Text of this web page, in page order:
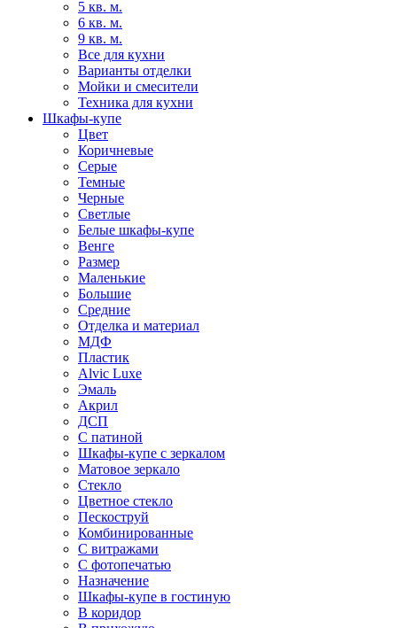
5 кв. м.
6 кв. м.
9 кв. м.
Все для кухни
Варианты отделки
Мойки и смесители
Техника для кухни
Шкафы-купе
Цвет
Коричневые
Серые
Темные
Черные
Светлые
Белые шкафы-купе
Венге
Размер
Маленькие
Большие
Средние
Отделка и материал
МДФ
Пластик
Alvic Luxe
Эмаль
Акрил
ДСП
С патиной
Шкафы-купе с зеркалом
Матовое зеркало
Стекло
Цветное стекло
Пескоструй
Комбинированные
С витражами
С фотопечатью
Назначение
Шкафы-купе в гостиную
В коридор